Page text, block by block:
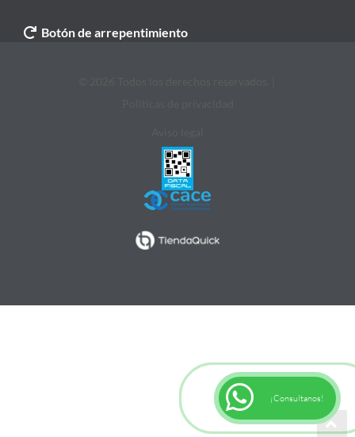
Botón de arrepentimiento
¡Consultanos!